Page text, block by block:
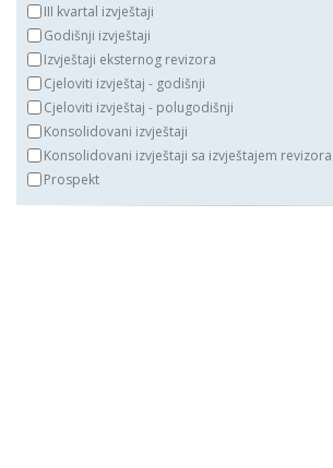
III kvartal izvještaji
Godišnji izvještaji
Izvještaji eksternog revizora
Cjeloviti izvještaj - godišnji
Cjeloviti izvještaj - polugodišnji
Konsolidovani izvještaji
Konsolidovani izvještaji sa izvještajem revizora
Prospekt